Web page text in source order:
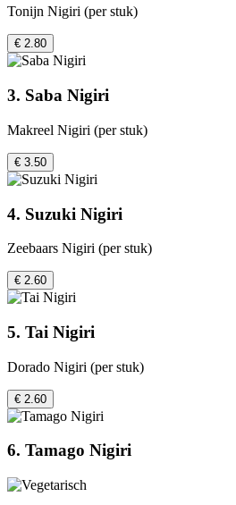
Tonijn Nigiri (per stuk)
€ 2.80
3. Saba Nigiri
Makreel Nigiri (per stuk)
€ 3.50
4. Suzuki Nigiri
Zeebaars Nigiri (per stuk)
€ 2.60
5. Tai Nigiri
Dorado Nigiri (per stuk)
€ 2.60
6. Tamago Nigiri